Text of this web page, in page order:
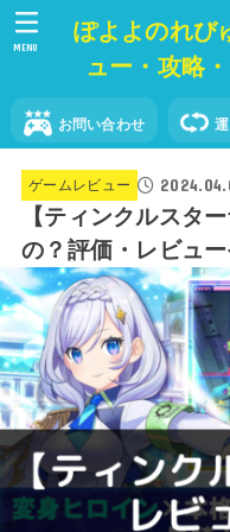
ぽよよのれび
ュー・攻略
お問い合わせ
MENU
ゲームレビュー
【ティンクルスタ
の？評価・レビュ